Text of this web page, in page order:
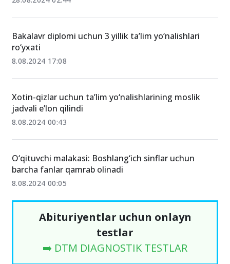
Bakalavr diplomi uchun 3 yillik ta’lim yo‘nalishlari
ro‘yxati
8.08.2024 17:08
Xotin-qizlar uchun ta’lim yo‘nalishlarining moslik
jadvali e’lon qilindi
8.08.2024 00:43
O‘qituvchi malakasi: Boshlang‘ich sinflar uchun
barcha fanlar qamrab olinadi
8.08.2024 00:05
Abituriyentlar uchun onlayn
testlar
➡️ DTM DIAGNOSTIK TESTLAR